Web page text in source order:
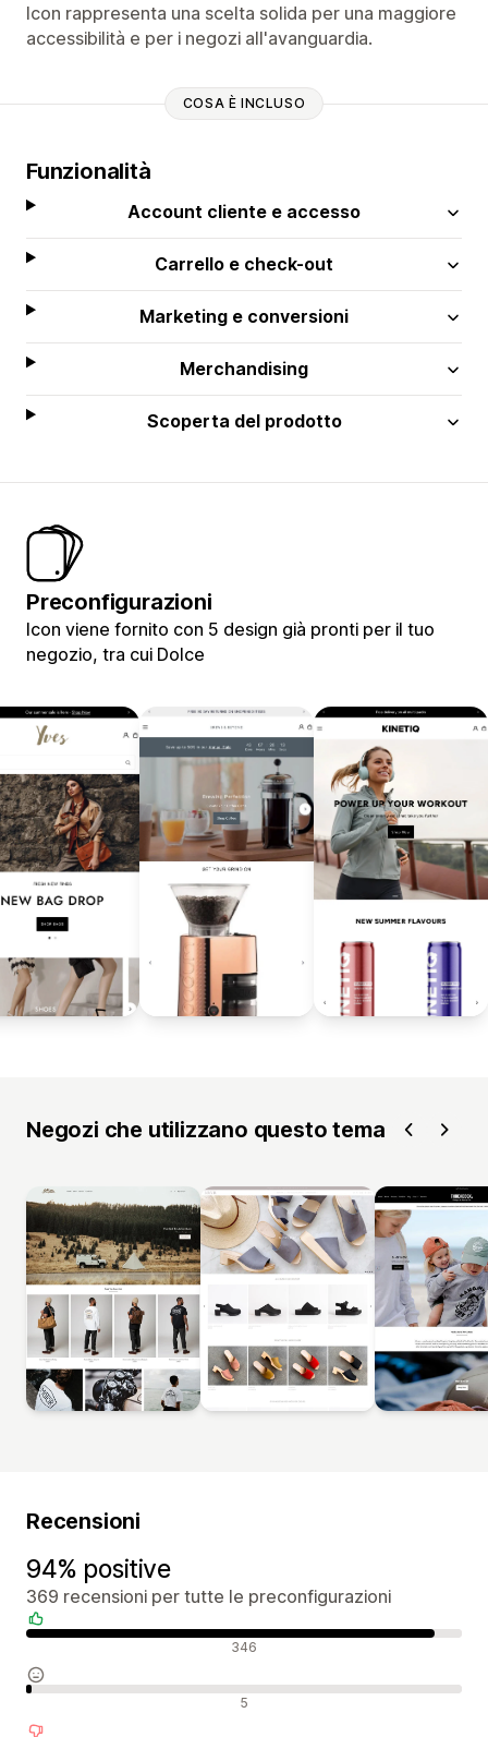
Icon rappresenta una scelta solida per una maggiore
accessibilità e per i negozi all'avanguardia.
COSA È INCLUSO
Funzionalità
Account cliente e accesso
Carrello e check-out
Marketing e conversioni
Merchandising
Scoperta del prodotto
Preconfigurazioni
Icon viene fornito con 5 design già pronti per il tuo
negozio, tra cui Dolce
Negozi che utilizzano questo tema
Recensioni
94% positive
369 recensioni per tutte le preconfigurazioni
Recensioni positive 346
Recensioni neutrali 5